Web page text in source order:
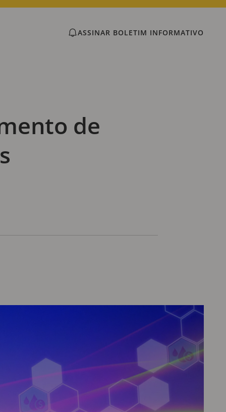
ASSINAR BOLETIM INFORMATIVO
de